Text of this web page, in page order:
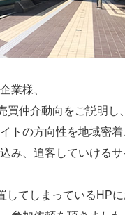
業様、
買仲介動向をご説明し、
トの方向性を地域密
み、追客していけるサ
してしまっているHP